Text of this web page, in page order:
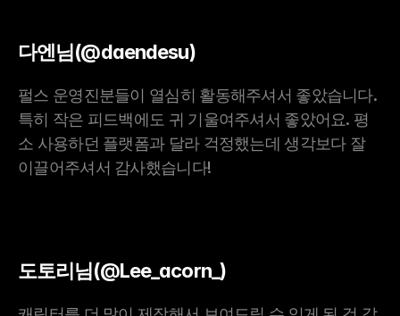
다엔님(@daendesu)
펄스 운영진분들이 열심히 활동해주셔서 좋았습니다.
특히 작은 피드백에도 귀 기울여주셔서 좋았어요. 평
소 사용하던 플랫폼과 달라 걱정했는데 생각보다 잘
이끌어주셔서 감사했습니다!
도토리님(@Lee_acorn_)